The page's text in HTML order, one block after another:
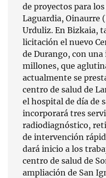
de proyectos para
Laguardia, Oinaurre
Urduliz. En Bizkaia,
licitación el nuevo
de Durango, con
millones, que
actualmente se
centro de salud de
el hospital de día de
incorporará tres
radiodiagnóstico,
de intervención
dará inicio a los
centro de salud de
ampliación de San